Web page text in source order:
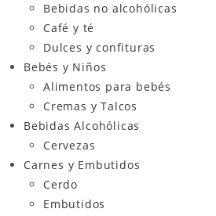
Bebidas no alcohólicas
Café y té
Dulces y confituras
Bebés y Niños
Alimentos para bebés
Cremas y Talcos
Bebidas Alcohólicas
Cervezas
Carnes y Embutidos
Cerdo
Embutidos